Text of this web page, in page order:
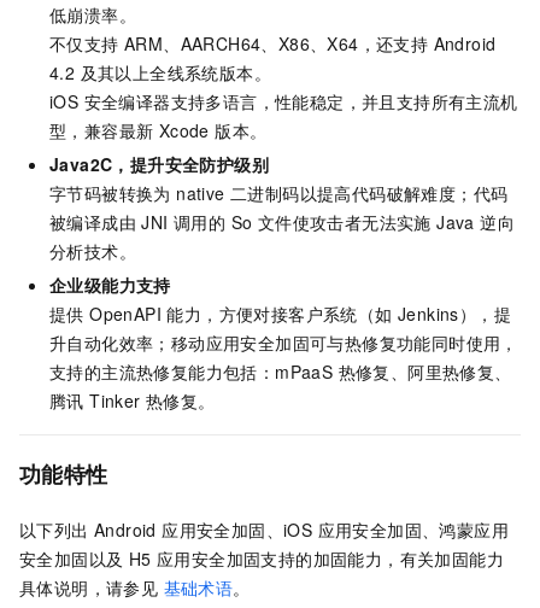
低崩溃率。
不仅支持 ARM、AARCH64、X86、X64，还支持 Android
4.2 及其以上全线系统版本。
iOS 安全编译器支持多语言，性能稳定，并且支持所有主流机
型，兼容最新 Xcode 版本。
Java2C，提升安全防护级别
字节码被转换为 native 二进制码以提高代码破解难度；代码
被编译成由 JNI 调用的 So 文件使攻击者无法实施 Java 逆向
分析技术。
企业级能力支持
提供 OpenAPI 能力，方便对接客户系统（如 Jenkins），提
升自动化效率；移动应用安全加固可与热修复功能同时使用，
支持的主流热修复能力包括：mPaaS 热修复、阿里热修复、
腾讯 Tinker 热修复。
功能特性
以下列出 Android 应用安全加固、iOS 应用安全加固、鸿蒙应用
安全加固以及 H5 应用安全加固支持的加固能力，有关加固能力
具体说明，请参见 基础术语。